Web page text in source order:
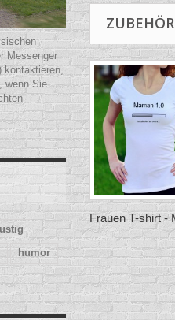
Messenger
kontaktieren,
wenn Sie
humor
ZUBEHÖR
Frauen T-shirt -